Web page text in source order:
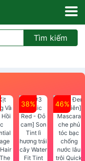
Tìm kiếm
38% 46%